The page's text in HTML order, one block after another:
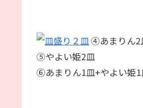
④あまりん2
⑤やよい姫2皿
⑥あまりん1皿+やよい姫1